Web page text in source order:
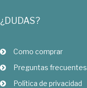
¿DUDAS?
Como comprar
Preguntas frecuentes
Política de privacidad